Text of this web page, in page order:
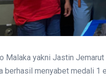
Malaka yakni Jastin Jemarut
menyabet medali 1